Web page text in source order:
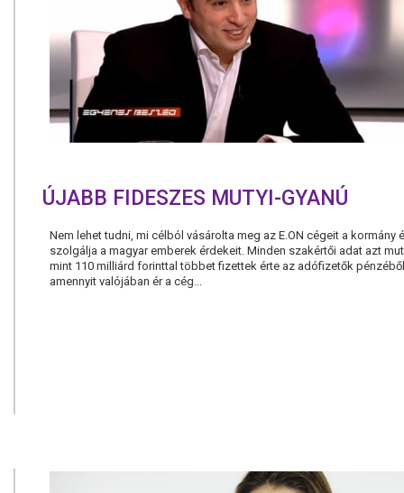
ÚJABB FIDESZES MUTYI-GYANÚ
Nem lehet tudni, mi célból vásárolta meg az E.ON cégeit a kormány
szolgálja a magyar emberek érdekeit. Minden szakértői adat azt
mint 110 milliárd forinttal többet fizettek érte az adófizetők
amennyit valójában ér a cég...